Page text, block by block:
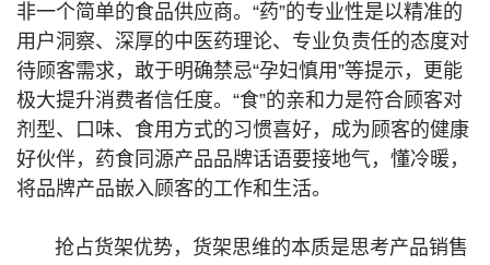
非一个简单的食品供应商。“药”的专业性是以精准的
用户洞察、深厚的中医药理论、专业负责任的态度对
待顾客需求，敢于明确禁忌“孕妇慎用”等提示，更能
极大提升消费者信任度。“食”的亲和力是符合顾客对
剂型、口味、食用方式的习惯喜好，成为顾客的健康
好伙伴，药食同源产品品牌话语要接地气，懂冷暖，
将品牌产品嵌入顾客的工作和生活。
抢占货架优势，货架思维的本质是思考产品销售